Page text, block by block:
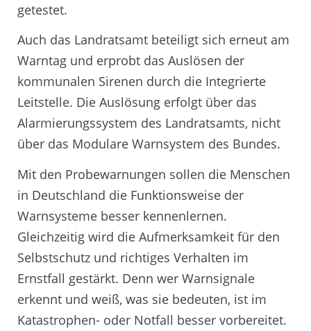
getestet.
Auch das Landratsamt beteiligt sich erneut am
Warntag und erprobt das Auslösen der
kommunalen Sirenen durch die Integrierte
Leitstelle. Die Auslösung erfolgt über das
Alarmierungssystem des Landratsamts, nicht
über das Modulare Warnsystem des Bundes.
Mit den Probewarnungen sollen die Menschen
in Deutschland die Funktionsweise der
Warnsysteme besser kennenlernen.
Gleichzeitig wird die Aufmerksamkeit für den
Selbstschutz und richtiges Verhalten im
Ernstfall gestärkt. Denn wer Warnsignale
erkennt und weiß, was sie bedeuten, ist im
Katastrophen- oder Notfall besser vorbereitet.